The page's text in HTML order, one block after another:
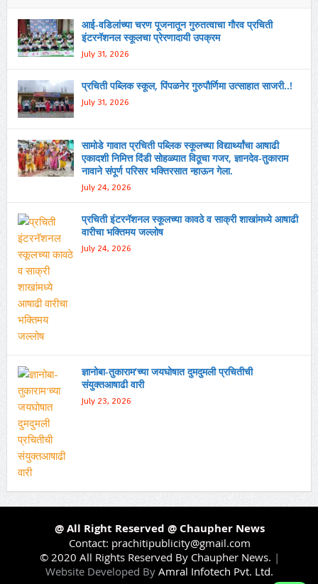
आई-वडिलांच्या चरण पूजनातून गुरुतत्वाचा गौरव प्रचिती
इंटरनॅशनल स्कूलचा प्रेरणादायी उपक्रम
July 31, 2026
प्रचिती पब्लिक स्कूल, पिंपळनेर गुरुपौर्णिमा उत्साहात साजरी..!
July 31, 2026
सामोडे गावात प्रचिती पब्लिक स्कूलच्या विद्यार्थ्यांचा आषाढी
एकादशी निमित्त दिंडी सोहळ्यात विठूचा गजर, ज्ञानदेव-तुकाराम
नावाने संपूर्ण परिसर भक्तिरसात न्हाऊन गेला.
July 24, 2026
प्रचिती इंटरनॅशनल स्कूलच्या कावठे व साक्री शाखांमध्ये आषाढी
वारीचा भक्तिमय जल्लोष
July 24, 2026
ज्ञानोबा-तुकाराम’च्या जयघोषात दुमदुमली प्रचितीची
संयुक्तआषाढी वारी
July 23, 2026
@ All Right Reserved @ Chaupher News
Contact: prachitipublicity@gmail.com
© 2020 All Rights Reserved By Chaupher News. |
Website Developed ByAmral Infotech Pvt. Ltd.